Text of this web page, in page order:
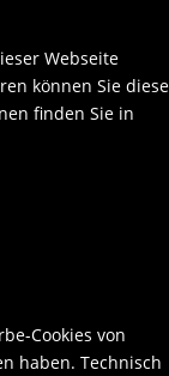
Webseite
können Sie diese
finden Sie in
Cookies von
haben. Technisch